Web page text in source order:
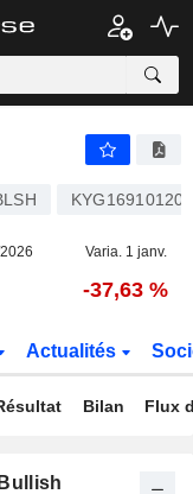
KYG169101204
Varia. 1 janv.
-37,63 %
Actualités
Bilan Flux